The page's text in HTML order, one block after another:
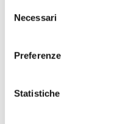
delNecessari
Preferenze
Statistiche